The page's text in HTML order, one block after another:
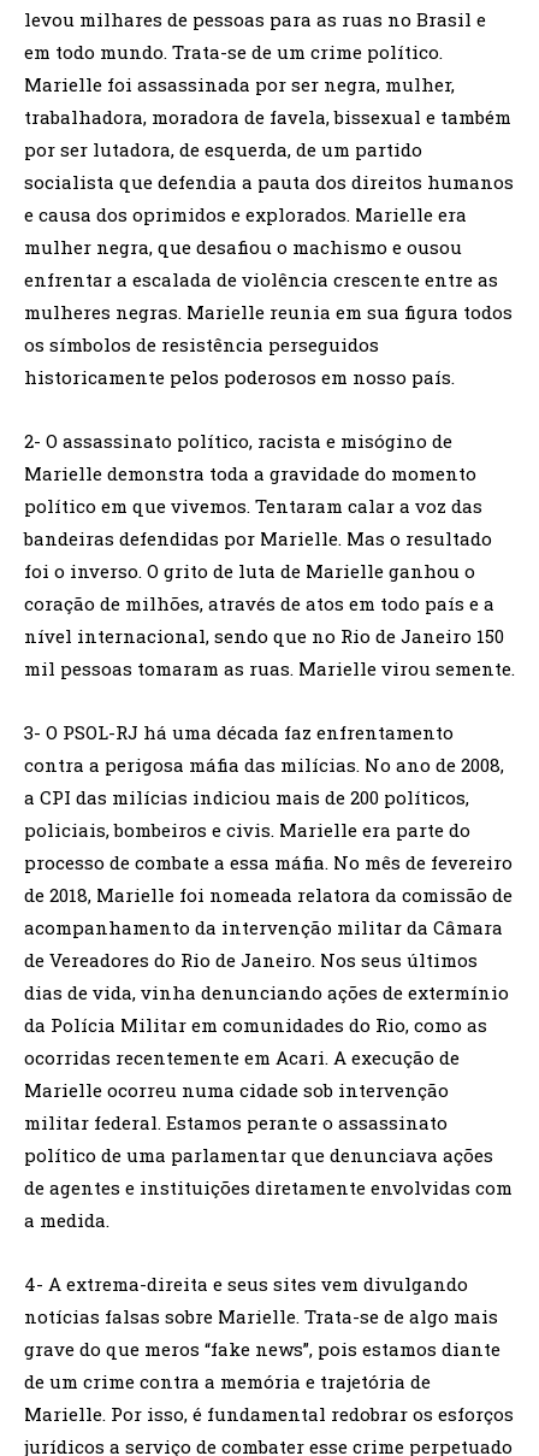
levou milhares de pessoas para as ruas no Brasil e
em todo mundo. Trata-se de um crime político.
Marielle foi assassinada por ser negra, mulher,
trabalhadora, moradora de favela, bissexual e também
por ser lutadora, de esquerda, de um partido
socialista que defendia a pauta dos direitos humanos
e causa dos oprimidos e explorados. Marielle era
mulher negra, que desafiou o machismo e ousou
enfrentar a escalada de violência crescente entre as
mulheres negras. Marielle reunia em sua figura todos
os símbolos de resistência perseguidos
historicamente pelos poderosos em nosso país.
2- O assassinato político, racista e misógino de
Marielle demonstra toda a gravidade do momento
político em que vivemos. Tentaram calar a voz das
bandeiras defendidas por Marielle. Mas o resultado
foi o inverso. O grito de luta de Marielle ganhou o
coração de milhões, através de atos em todo país e a
nível internacional, sendo que no Rio de Janeiro 150
mil pessoas tomaram as ruas. Marielle virou semente.
3- O PSOL-RJ há uma década faz enfrentamento
contra a perigosa máfia das milícias. No ano de 2008,
a CPI das milícias indiciou mais de 200 políticos,
policiais, bombeiros e civis. Marielle era parte do
processo de combate a essa máfia. No mês de fevereiro
de 2018, Marielle foi nomeada relatora da comissão de
acompanhamento da intervenção militar da Câmara
de Vereadores do Rio de Janeiro. Nos seus últimos
dias de vida, vinha denunciando ações de extermínio
da Polícia Militar em comunidades do Rio, como as
ocorridas recentemente em Acari. A execução de
Marielle ocorreu numa cidade sob intervenção
militar federal. Estamos perante o assassinato
político de uma parlamentar que denunciava ações
de agentes e instituições diretamente envolvidas com
a medida.
4- A extrema-direita e seus sites vem divulgando
notícias falsas sobre Marielle. Trata-se de algo mais
grave do que meros “fake news”, pois estamos diante
de um crime contra a memória e trajetória de
Marielle. Por isso, é fundamental redobrar os esforços
jurídicos a serviço de combater esse crime perpetuado